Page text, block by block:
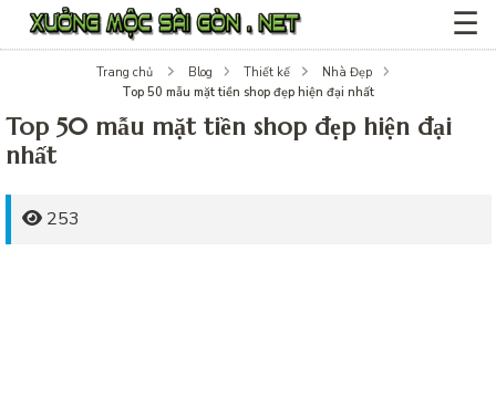
☰
Trang chủ Blog Thiết kế
Nhà Đẹp
Top 50 mẫu mặt tiền shop đẹp hiện đại nhất
Top 50 mẫu mặt tiền shop đẹp hiện đại
nhất
253